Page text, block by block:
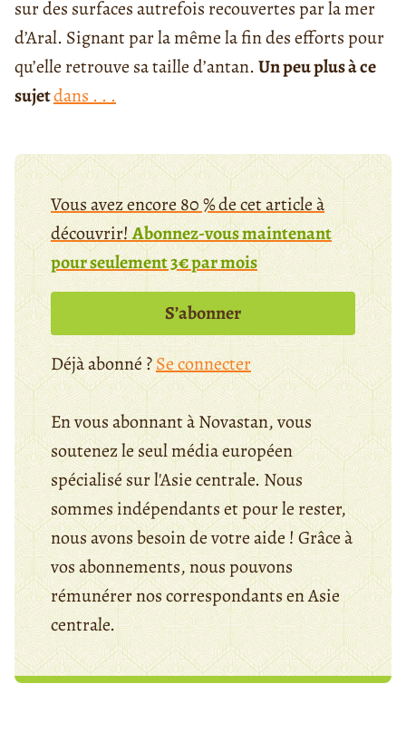
sur des surfaces autrefois recouvertes par la mer
d’Aral. Signant par la même la fin des efforts pour
qu’elle retrouve sa taille d’antan.Un peu plus à ce
sujetdans . . .
Vous avez encore 80 % de cet article à
découvrir!Abonnez-vous maintenant
pour seulement 3€ par mois
S’abonner
Déjà abonné ?Se connecter
En vous abonnant à Novastan, vous
soutenez le seul média européen
spécialisé sur l'Asie centrale. Nous
sommes indépendants et pour le rester,
nous avons besoin de votre aide ! Grâce à
vos abonnements, nous pouvons
rémunérer nos correspondants en Asie
centrale.